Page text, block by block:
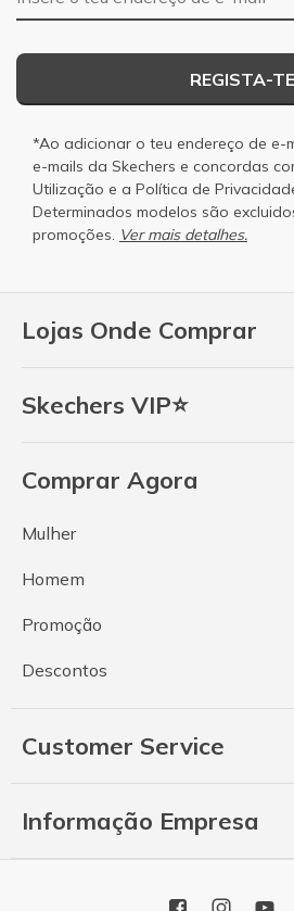
Lojas Onde Comprar
Skechers VIP⭐
Comprar Agora
Mulher
Homem
Promoção
Descontos
Customer Service
Informação Empresa
REGISTA-TE
*Ao adicionar o teu endereço de e-
e-mails da Skechers e concordas
Utilização e a Política de
Determinados modelos são
promoções. Ver mais detalhes.